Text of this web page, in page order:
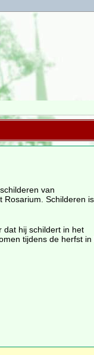
van
Schilderen
dat hij schildert in het
tijdens de herfst in